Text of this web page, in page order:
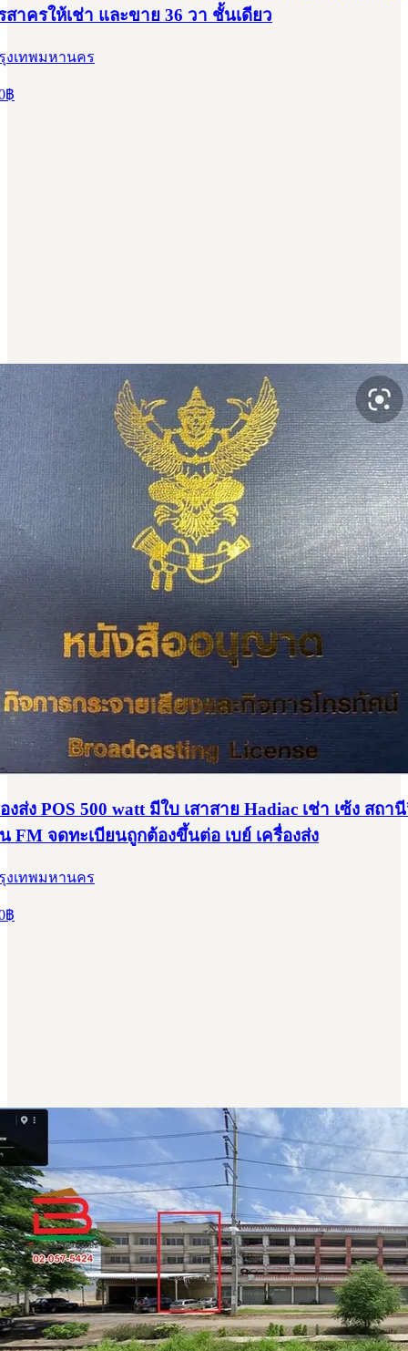
สาครให้เช่า และขาย 36 วา ชั้นเดียว
งเทพมหานคร
฿
งส่ง POS 500 watt มีใบ เสาสาย Hadiac เช่า เซ้ง สถา
FM จดทะเบียนถูกต้องขึ้นต่อ เบย์ เครื่องส่ง
งเทพมหานคร
฿